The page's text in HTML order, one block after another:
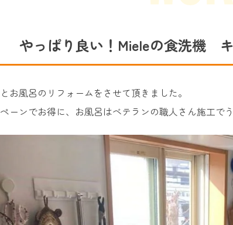
やっぱり良い！Mieleの食洗機
お風呂のリフォームをさせて頂きました。
ーンでお得に、お風呂はベテランの職人さん施工で